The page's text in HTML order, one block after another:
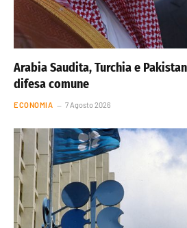
Arabia Saudita, Turchia e
difesa comune
ECONOMIA 7 Agosto 2026